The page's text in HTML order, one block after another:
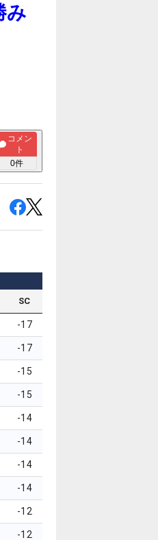
み
コメン
ト
0件
SC
-17
-17
-15
-15
-14
-14
-14
-14
-12
-12